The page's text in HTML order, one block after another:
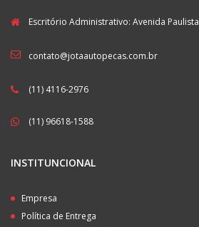
Escritório Administrativo: Avenida Paulista
contato@jotaautopecas.com.br
(11) 4116-2976
(11) 96618-1588
INSTITUNCIONAL
Empresa
Política de Entrega